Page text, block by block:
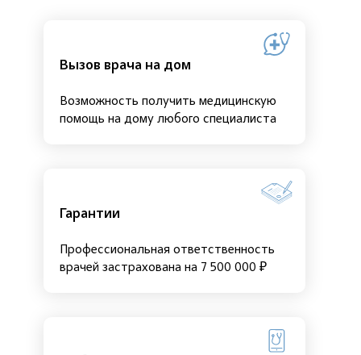
Вызов врача на дом
Возможность получить медицинскую
помощь на дому любого специалиста
Гарантии
Профессиональная ответственность
врачей застрахована на 7 500 000 ₽